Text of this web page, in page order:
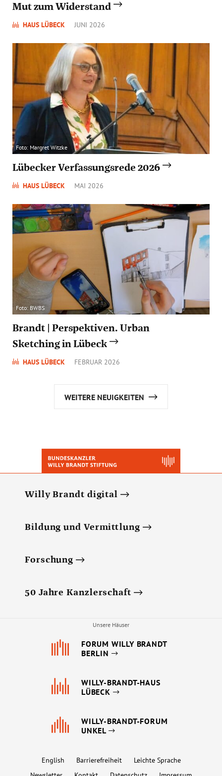
Mut zum Widerstand
HAUS LÜBECK JUNI 2026
Foto: Margret Witzke
Lübecker Verfassungsrede 2026
HAUS LÜBECK MAI 2026
Foto: BWBS
Brandt | Perspektiven. Urban
Sketching in Lübeck
HAUS LÜBECK FEBRUAR 2026
WEITERE NEUIGKEITEN
Willy Brandt digital
Bildung und Vermittlung
Forschung
50 Jahre Kanzlerschaft
Unsere Häuser
FORUM WILLY BRANDT
BERLIN
WILLY-BRANDT-HAUS
LÜBECK
WILLY-BRANDT-FORUM
UNKEL
English Barrierefreiheit
Leichte Sprache